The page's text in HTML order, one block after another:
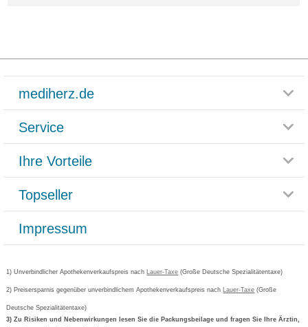
mediherz.de
Glossar
Häufig gestellte Fragen
Datenschutz
AGB
Cookie-Einstellungen
Vertrag widerrufen
Service
Rücksendemöglichkeit
Paketlieferstatus
Versandkosten
Bestellschein ausfüllen
Newsletteranmeldung
Ihre Vorteile
Rezeptlieferung
Bonusprogramm
Gutschein und Rabatte
Kundenbewertung
Topseller
Grippostad
Bepanthen
Formoline
Impressum
1) Unverbindlicher Apothekenverkaufspreis nach Lauer-Taxe (Große Deutsche Spezialitätentaxe)
2) Preisersparnis gegenüber unverbindlichem Apothekenverkaufspreis nach Lauer-Taxe (Große
Deutsche Spezialitätentaxe)
3) Zu Risiken und Nebenwirkungen lesen Sie die Packungsbeilage und fragen Sie Ihre Ärztin,